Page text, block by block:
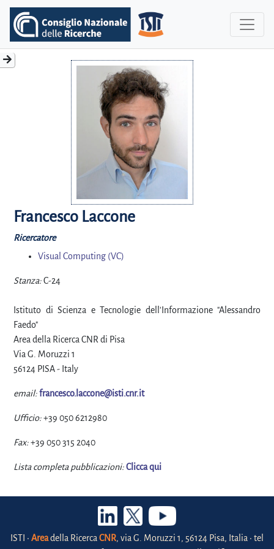
Francesco Laccone
Ricercatore
Visual Computing (VC)
Stanza:C-24
Istituto di Scienza e Tecnologie dell'Informazione "Alessandro
Faedo"
Area della Ricerca CNR di Pisa
Via G. Moruzzi 1
56124 PISA - Italy
email:francesco.laccone@isti.cnr.it
Ufficio:+39 050 6212980
Fax:+39 050 315 2040
Lista completa pubblicazioni:Clicca qui
ISTI • Areadella RicercaCNR, via G. Moruzzi 1, 56124 Pisa, Italia • tel